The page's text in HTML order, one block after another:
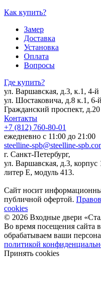
Как купить?
Замер
Доставка
Установка
Оплата
Вопросы
Где купить?
ул. Варшавская, д.3, к.1, 4-
ул. Шостаковича, д.8 к.1, 6-
Гражданский проспект, д.20
Контакты
+7 (812) 760-80-01
ежедневно с 11:00 до 21:00
steelline-spb@steelline-
г. Санкт-Петербург,
ул. Варшавская, д.3, корпус
литер Е, модуль 413.
Сайт носит
публичной офертой.
cookies
© 2026 Входные двери
Во время посещения сайта
обрабатываем ваши
политикой
Принять cookies